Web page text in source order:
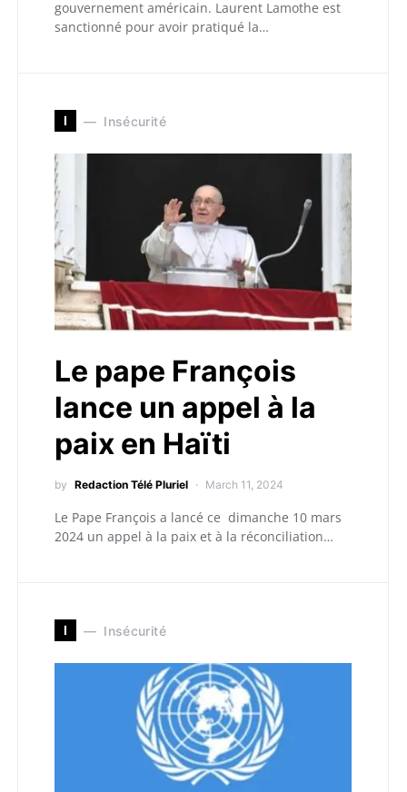
gouvernement américain. Laurent Lamothe est
sanctionné pour avoir pratiqué la…
I Insécurité
Le pape François
lance un appel à la
paix en Haïti
by Redaction Télé Pluriel March 11, 2024
Le Pape François a lancé ce dimanche 10 mars
2024 un appel à la paix et à la réconciliation…
I Insécurité